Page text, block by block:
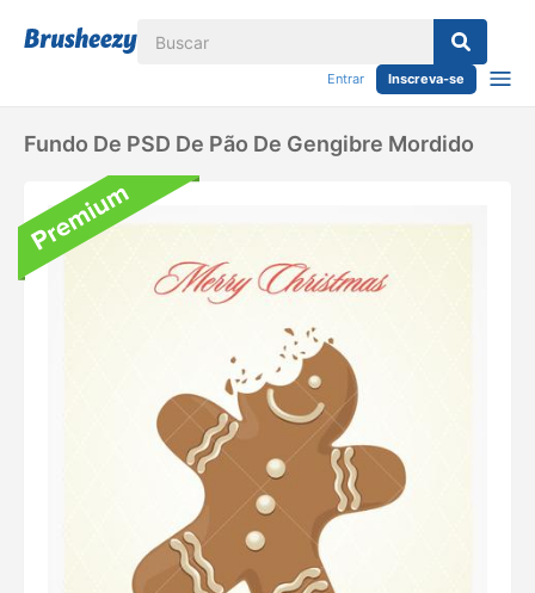
Entrar Inscreva-se
Fundo De PSD De Pão De Gengibre Mordido